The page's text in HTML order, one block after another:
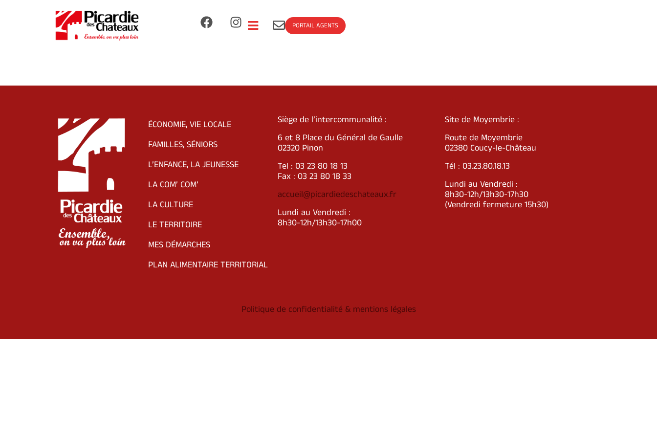
PORTAIL AGENTS
ÉCONOMIE, VIE LOCALE
FAMILLES, SÉNIORS
L’ENFANCE, LA JEUNESSE
LA COM’ COM’
LA CULTURE
LE TERRITOIRE
MES DÉMARCHES
PLAN ALIMENTAIRE TERRITORIAL
Siège de l’intercommunalité :
6 et 8 Place du Général de Gaulle
02320 Pinon
Tel : 03 23 80 18 13
Fax : 03 23 80 18 33
accueil@picardiedeschateaux.fr
Lundi au Vendredi :
8h30-12h/13h30-17h00
Site de Moyembrie :
Route de Moyembrie
02380 Coucy-le-Château
Tél : 03.23.80.18.13
Lundi au Vendredi :
8h30-12h/13h30-17h30
(Vendredi fermeture 15h30)
Politique de confidentialité & mentions légales